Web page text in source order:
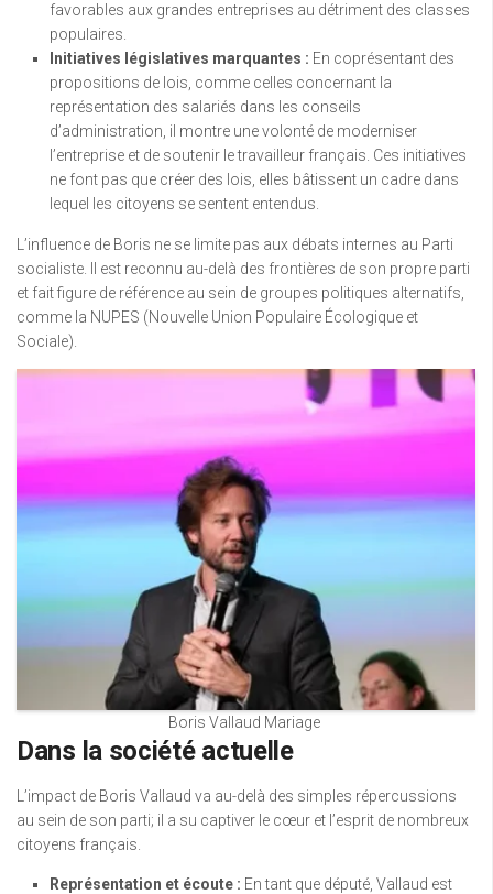
favorables aux grandes entreprises au détriment des classes
populaires.
Initiatives législatives marquantes : En coprésentant des
propositions de lois, comme celles concernant la
représentation des salariés dans les conseils
d’administration, il montre une volonté de moderniser
l’entreprise et de soutenir le travailleur français. Ces initiatives
ne font pas que créer des lois, elles bâtissent un cadre dans
lequel les citoyens se sentent entendus.
L’influence de Boris ne se limite pas aux débats internes au Parti
socialiste. Il est reconnu au-delà des frontières de son propre parti
et fait figure de référence au sein de groupes politiques alternatifs,
comme la NUPES (Nouvelle Union Populaire Écologique et
Sociale).
Boris Vallaud Mariage
Dans la société actuelle
L’impact de Boris Vallaud va au-delà des simples répercussions
au sein de son parti; il a su captiver le cœur et l’esprit de nombreux
citoyens français.
Représentation et écoute : En tant que député, Vallaud est